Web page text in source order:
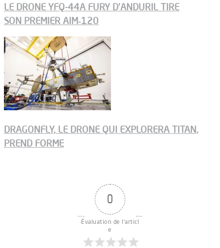
LE DRONE YFQ-44A FURY D’ANDURIL TIRE
SON PREMIER AIM‑120
DRAGONFLY, LE DRONE QUI EXPLORERA TITAN,
PREND FORME
0
Évaluation de l'articl
e